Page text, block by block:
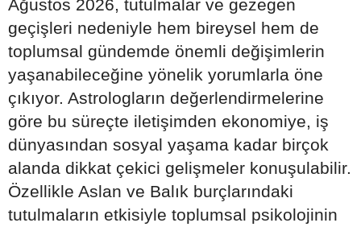
Ağustos 2026, tutulmalar ve gezegen
geçişleri nedeniyle hem bireysel hem de
toplumsal gündemde önemli değişimlerin
yaşanabileceğine yönelik yorumlarla öne
çıkıyor. Astrologların değerlendirmelerine
göre bu süreçte iletişimden ekonomiye, iş
dünyasından sosyal yaşama kadar birçok
alanda dikkat çekici gelişmeler konuşulabilir.
Özellikle Aslan ve Balık burçlarındaki
tutulmaların etkisiyle toplumsal psikolojinin